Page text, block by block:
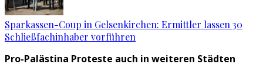
Sparkassen-Coup in Gelsenkirchen: Ermittler lassen 30
Schließfachinhaber vorführen
Pro-Palästina Proteste auch in weiteren Städten